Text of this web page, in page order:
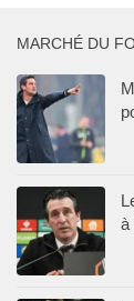
MARCHÉ DU
à